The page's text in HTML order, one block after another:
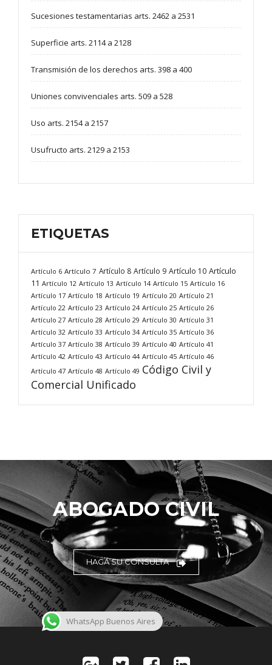
Sucesiones testamentarias arts. 2462 a 2531
Superficie arts. 2114 a 2128
Transmisión de los derechos arts. 398 a 400
Uniones convivenciales arts. 509 a 528
Uso arts. 2154 a 2157
Usufructo arts. 2129 a 2153
ETIQUETAS
Artículo 6 Artículo 7 Artículo 8 Artículo 9 Artículo 10 Artículo
11 Artículo 12 Artículo 13 Artículo 14 Artículo 15 Artículo 16
Artículo 17 Artículo 18 Artículo 19 Artículo 20 Artículo 21
Artículo 22 Artículo 23 Artículo 24 Artículo 25 Artículo 26
Artículo 27 Artículo 28 Artículo 29 Artículo 30 Artículo 31
Artículo 32 Artículo 33 Artículo 34 Artículo 35 Artículo 36
Artículo 37 Artículo 38 Artículo 39 Artículo 40 Artículo 41
Artículo 42 Artículo 43 Artículo 44 Artículo 45 Artículo 46
Artículo 47 Artículo 48 Artículo 49 Código Civil y
Comercial Unificado
ABOGADO CIVIL
HAGA SU CONSULTA
WhatsApp Buenos Aires